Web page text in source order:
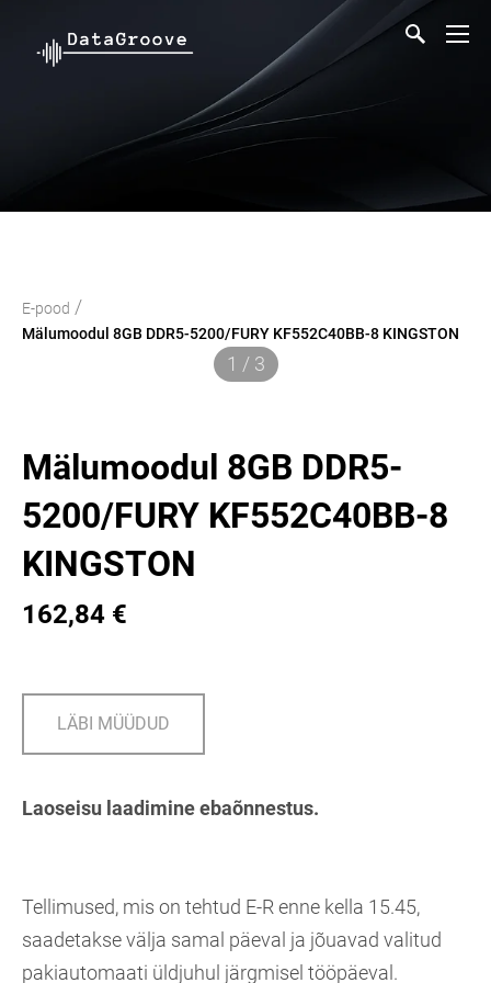
E-pood /
Mälumoodul 8GB DDR5-5200/FURY KF552C40BB-8 KINGSTON
1 / 3
Mälumoodul 8GB DDR5-
5200/FURY KF552C40BB-8
KINGSTON
162,84 €
LÄBI MÜÜDUD
Laoseisu laadimine ebaõnnestus.
Tellimused, mis on tehtud E-R enne kella 15.45,
saadetakse välja samal päeval ja jõuavad valitud
pakiautomaati üldjuhul järgmisel tööpäeval.